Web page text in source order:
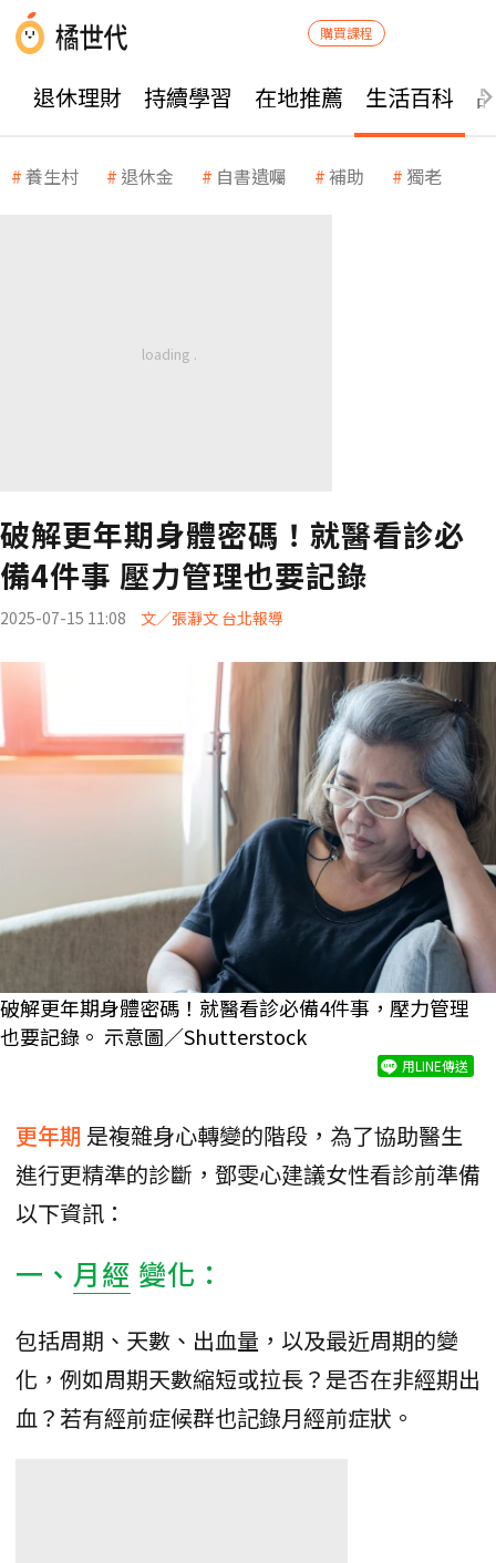
購買課程
退休理財 持續學習 在地推薦 生活百科
養生村 退休金 自書遺囑 補助 獨老
破解更年期身體密碼！就醫看診必
備4件事 壓力管理也要記錄
2025-07-15 11:08 文／張瀞文 台北報導
破解更年期身體密碼！就醫看診必備4件事，壓力管理
也要記錄。 示意圖／Shutterstock
用LINE傳送
更年期 是複雜身心轉變的階段，為了協助醫生
進行更精準的診斷，鄧雯心建議女性看診前準備
以下資訊：
一、 月經 變化：
包括周期、天數、出血量，以及最近周期的變
化，例如周期天數縮短或拉長？是否在非經期出
血？若有經前症候群也記錄月經前症狀。